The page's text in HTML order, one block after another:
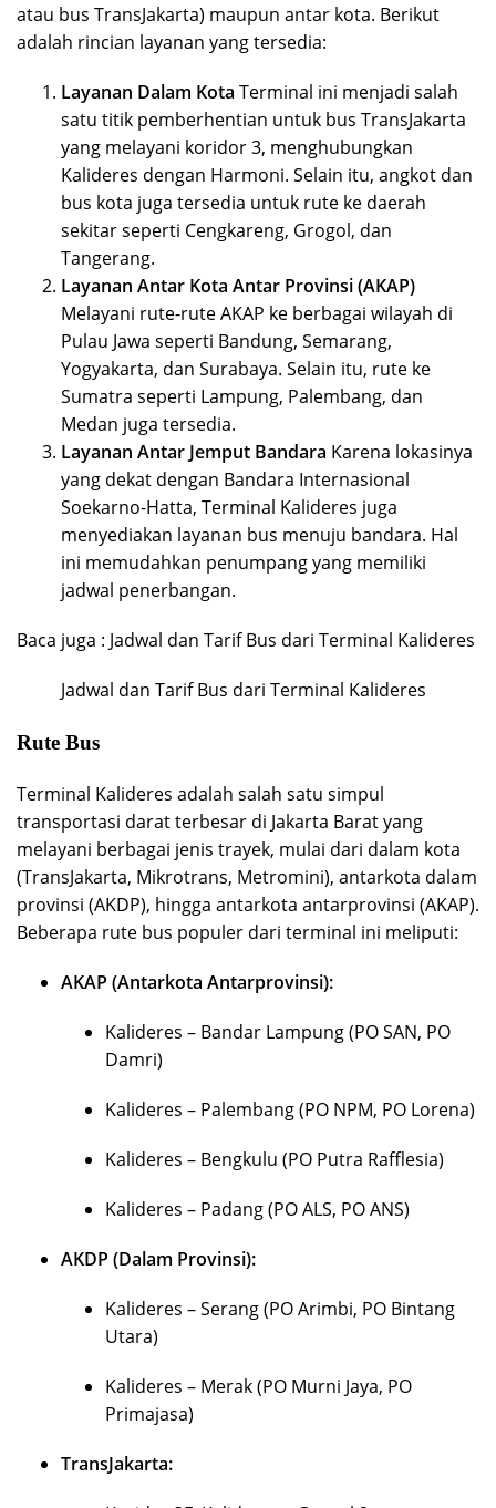
atau bus TransJakarta) maupun antar kota. Berikut
adalah rincian layanan yang tersedia:
Layanan Dalam Kota Terminal ini menjadi salah
satu titik pemberhentian untuk bus TransJakarta
yang melayani koridor 3, menghubungkan
Kalideres dengan Harmoni. Selain itu, angkot dan
bus kota juga tersedia untuk rute ke daerah
sekitar seperti Cengkareng, Grogol, dan
Tangerang.
Layanan Antar Kota Antar Provinsi (AKAP)
Melayani rute-rute AKAP ke berbagai wilayah di
Pulau Jawa seperti Bandung, Semarang,
Yogyakarta, dan Surabaya. Selain itu, rute ke
Sumatra seperti Lampung, Palembang, dan
Medan juga tersedia.
Layanan Antar Jemput Bandara Karena lokasinya
yang dekat dengan Bandara Internasional
Soekarno-Hatta, Terminal Kalideres juga
menyediakan layanan bus menuju bandara. Hal
ini memudahkan penumpang yang memiliki
jadwal penerbangan.
Baca juga : Jadwal dan Tarif Bus dari Terminal Kalideres
Jadwal dan Tarif Bus dari Terminal Kalideres
Rute Bus
Terminal Kalideres adalah salah satu simpul
transportasi darat terbesar di Jakarta Barat yang
melayani berbagai jenis trayek, mulai dari dalam kota
(TransJakarta, Mikrotrans, Metromini), antarkota dalam
provinsi (AKDP), hingga antarkota antarprovinsi (AKAP).
Beberapa rute bus populer dari terminal ini meliputi:
AKAP (Antarkota Antarprovinsi):
Kalideres – Bandar Lampung (PO SAN, PO
Damri)
Kalideres – Palembang (PO NPM, PO Lorena)
Kalideres – Bengkulu (PO Putra Rafflesia)
Kalideres – Padang (PO ALS, PO ANS)
AKDP (Dalam Provinsi):
Kalideres – Serang (PO Arimbi, PO Bintang
Utara)
Kalideres – Merak (PO Murni Jaya, PO
Primajasa)
TransJakarta: